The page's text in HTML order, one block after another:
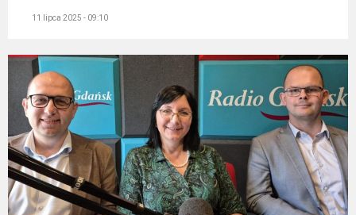
11 lipca 2025 - 09:10